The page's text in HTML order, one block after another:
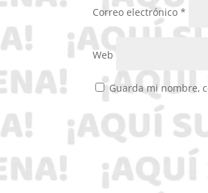
Correo electrónico*
Web
Guarda mi nombre,